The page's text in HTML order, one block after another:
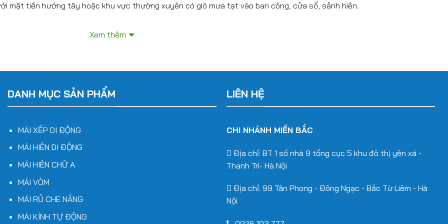
mặt tiền hướng tây hoặc khu vực thường xuyên có gió mưa tạt vào ban công, cửa sổ, sảnh hiên.
tay quay, dây rút hoặc tích hợp motor điện điều khiển từ xa.
bảo khả năng chịu lực, không gỉ sét. Có thể dùng khung nhôm định hình cho công trình cần tính thẩm mỹ cao.
kéo, ròng rọc hoặc sử dụng motor điện lắp đặt âm trần/mặt dựng.
Xem thêm
DANH MỤC SẢN PHẨM
MÁI XẾP DI ĐỘNG
MÁI HIÊN DI ĐỘNG
MÁI HIÊN CHỮ A
MÁI VÒM
MÁI RỦ CHE NẮNG
MÁI KÍNH TỰ ĐỘNG
LIÊN HỆ
CHI NHÁNH MIỀN BẮC
Địa chỉ: BT 1 số nhà 9 tổng cục 5 khu đô thị yên xá -
Thanh Trì- Hà Nội
Địa chỉ: 99 Tân Phong - Đông Ngạc - Bắc Từ Liêm - Hà
Nội